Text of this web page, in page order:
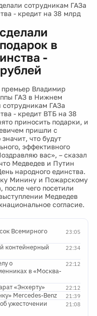
сотрудникам ГАЗа
- кредит на 38 млрд
в
-
Владимир
ГАЗ в Нижнем
сотрудникам ГАЗа
- кредит ВТБ на 38
приносить подарки, и
пришли с
что будут
эффективного
вас», – сказал
Медведев и Путин
народного единства.
Минину и Пожарскому
чего посетили
Медведев
согласие.
23:05
Всемирного
22:34
контейнерный
22:12
о
в «Москва-
22:12
«Энхерту»
21:39
Mercedes-Benz
21:08
ужесточении